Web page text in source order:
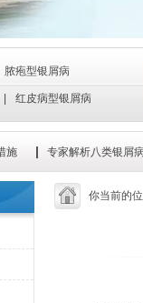
脓疱型银屑病
红皮病型银屑病
施 | 专家解析八类银屑
你当前的位